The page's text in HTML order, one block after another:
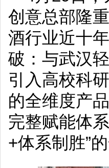
创意总部隆
酒行业近十
破：与武汉
引入高校科
的全维度产
完整赋能体
+体系制胜”